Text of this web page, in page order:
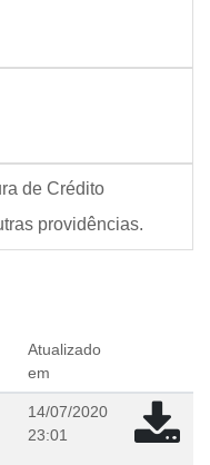
de Crédito
providências.
Atualizado
em
14/07/2020
23:01